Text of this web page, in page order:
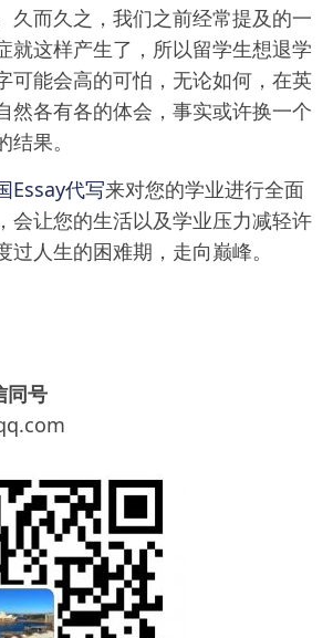
久而久之，我们之前经常提及的一
就这样产生了，所以留学生想退学
可能会高的可怕，无论如何，在英
然各有各的体会，事实或许换一个
果。
Essay代写来对您的学业进行全面
会让您的生活以及学业压力减轻许
过人生的困难期，走向巅峰。
同号